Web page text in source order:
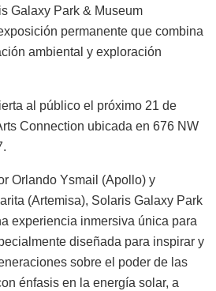
Galaxy Park & Museum
permanente que combina
ambiental y exploración
al público el próximo 21 de
Connection ubicada en 676 NW
Orlando Ysmail (Apollo) y
(Artemisa), Solaris Galaxy Park
experiencia inmersiva única para
diseñada para inspirar y
sobre el poder de las
énfasis en la energía solar, a